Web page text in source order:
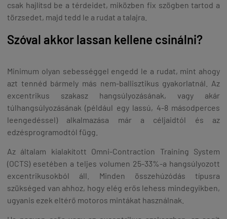
csak hajlítsd be a térdeidet, miközben fix szögben tartod a
törzsedet, majd tedd le a rudat a talajra.
Szóval akkor lassan kellene csinálni?
Minimum olyan sebességgel engedd le a rudat, mint ahogy
azt tennéd bármely más nem-ballisztikus gyakorlatnál. Az
excentrikus szakasz hangsúlyozásának, vagy akár
túlhangsúlyozásának (például egy lassú, 4-8 másodperces
leengedéssel) alkalmazása már a céljaidtól és az
edzésprogramodtól függ.
Az általam kialakított Omni-Contraction Training System
(OCTS) esetében a teljes volumen 25-33%-a hangsúlyozott
excentrikusokból áll. Minden összehúzódás típusra
szükséged van ahhoz, hogy elég erős lehess mindegyikben,
ugyanis ezek eltérő motoros mintákat használnak.